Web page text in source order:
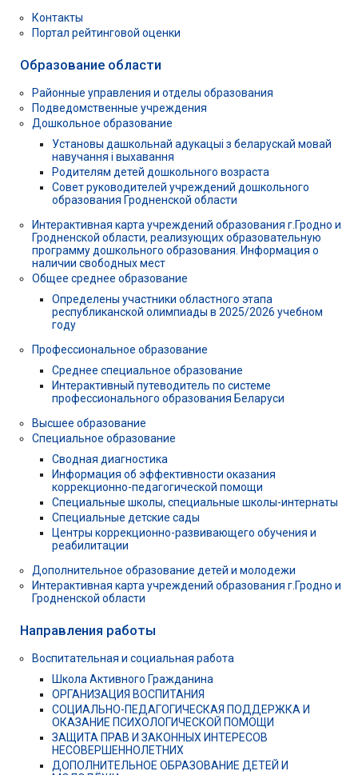
Контакты
Портал рейтинговой оценки
Образование области
Районные управления и отделы образования
Подведомственные учреждения
Дошкольное образование
Установы дашкольнай адукацыі з беларускай мовай
навучання і выхавання
Родителям детей дошкольного возраста
Совет руководителей учреждений дошкольного
образования Гродненской области
Интерактивная карта учреждений образования г.Гродно и
Гродненской области, реализующих образовательную
программу дошкольного образования. Информация о
наличии свободных мест
Общее среднее образование
Определены участники областного этапа
республиканской олимпиады в 2025/2026 учебном
году
Профессиональное образование
Среднее специальное образование
Интерактивный путеводитель по системе
профессионального образования Беларуси
Высшее образование
Специальное образование
Сводная диагностика
Информация об эффективности оказания
коррекционно-педагогической помощи
Специальные школы, специальные школы-интернаты
Специальные детские сады
Центры коррекционно-развивающего обучения и
реабилитации
Дополнительное образование детей и молодежи
Интерактивная карта учреждений образования г.Гродно и
Гродненской области
Направления работы
Воспитательная и социальная работа
Школа Активного Гражданина
ОРГАНИЗАЦИЯ ВОСПИТАНИЯ
СОЦИАЛЬНО-ПЕДАГОГИЧЕСКАЯ ПОДДЕРЖКА И
ОКАЗАНИЕ ПСИХОЛОГИЧЕСКОЙ ПОМОЩИ
ЗАЩИТА ПРАВ И ЗАКОННЫХ ИНТЕРЕСОВ
НЕСОВЕРШЕННОЛЕТНИХ
ДОПОЛНИТЕЛЬНОЕ ОБРАЗОВАНИЕ ДЕТЕЙ И